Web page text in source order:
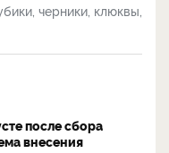
черники, клюквы,
после сбора
внесения